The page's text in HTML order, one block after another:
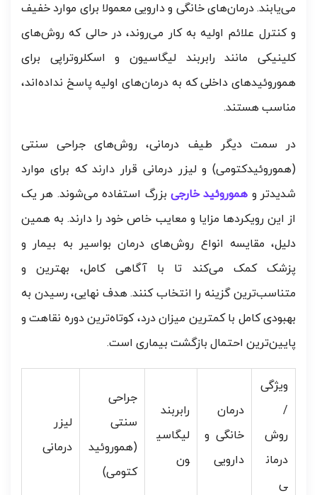
می‌یابند. درمان‌های خانگی و دارویی معمولا برای موارد خفیف
و کنترل علائم اولیه به کار می‌روند، در حالی که روش‌های
کلینیکی مانند رابربند لیگاسیون و اسکلروتراپی برای
هموروئیدهای داخلی که به درمان‌های اولیه پاسخ نداده‌اند،
مناسب هستند.
در سمت دیگر طیف درمانی، روش‌های جراحی سنتی
(هموروئیدکتومی) و لیزر درمانی قرار دارند که برای موارد
شدیدتر و هموروئید خارجی بزرگ استفاده می‌شوند. هر یک
از این رویکردها مزایا و معایب خاص خود را دارند. به همین
دلیل، مقایسه انواع روش‌های درمان بواسیر به بیمار و
پزشک کمک می‌کند تا با آگاهی کامل، بهترین و
متناسب‌ترین گزینه را انتخاب کنند. هدف نهایی، رسیدن به
بهبودی کامل با کمترین میزان درد، کوتاه‌ترین دوره نقاهت و
پایین‌ترین احتمال بازگشت بیماری است.
ویژگی
/
روش
درمان
ی
درمان
خانگی و
دارویی
رابربند
لیگاسی
ون
جراحی
سنتی
(هموروئید
کتومی)
لیزر
درمانی